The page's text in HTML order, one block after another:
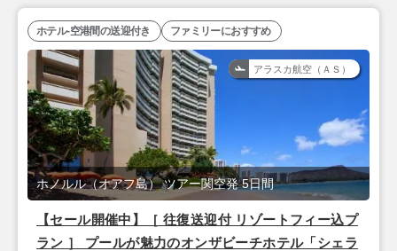
【セール開催中】［ 往復送迎付 リゾートフィー込プ
ラン ］ プールが魅力のオンザビーチホテル「シェラ
ホノルル（オアフ島） ツアー関空発 5日間
アラスカ航空（ＡＳ）
ホテル-空港間の送迎付き ファミリーにおすすめ